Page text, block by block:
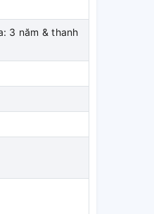
3 năm & thanh